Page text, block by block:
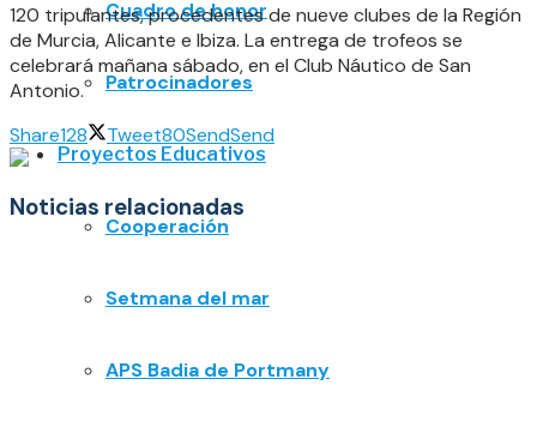
Cuadro de honor
Patrocinadores
Proyectos Educativos
Cooperación
Setmana del mar
APS Badia de Portmany
120 tripulantes, procedentes de nueve clubes de la Región
de Murcia, Alicante e Ibiza. La entrega de trofeos se
celebrará mañana sábado, en el Club Náutico de San
Antonio.
Share128 Tweet80SendSend
Noticias relacionadas